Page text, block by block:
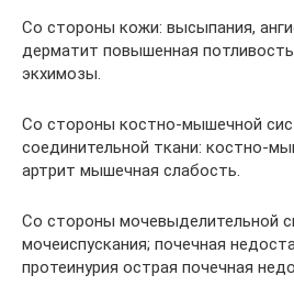
Со стороны кожи: высыпания,
дерматит повышенная
экхимозы.
Со стороны костно-мышечной
соединительной ткани: костно-
артрит мышечная слабость.
Со стороны мочевыделительной
мочеиспускания; почечная
протеинурия острая почечная